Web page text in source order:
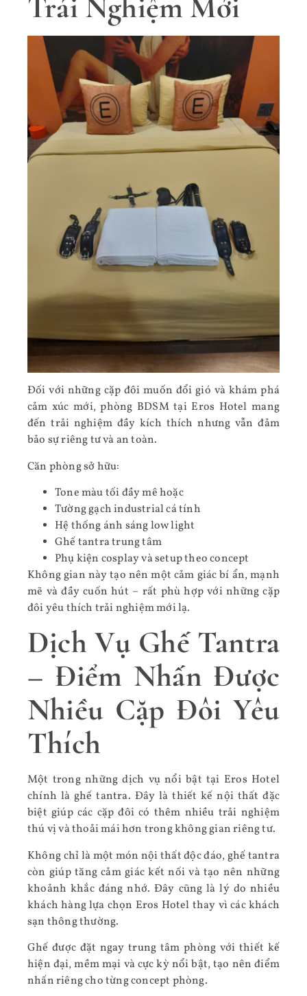
Trải Nghiệm Mới
Đối với những cặp đôi muốn đổi gió và khám phá
cảm xúc mới, phòng BDSM tại Eros Hotel mang
đến trải nghiệm đầy kích thích nhưng vẫn đảm
bảo sự riêng tư và an toàn.
Căn phòng sở hữu:
Tone màu tối đầy mê hoặc
Tường gạch industrial cá tính
Hệ thống ánh sáng low light
Ghế tantra trung tâm
Phụ kiện cosplay và setup theo concept
Không gian này tạo nên một cảm giác bí ẩn, mạnh
mẽ và đầy cuốn hút – rất phù hợp với những cặp
đôi yêu thích trải nghiệm mới lạ.
Dịch Vụ Ghế Tantra
– Điểm Nhấn Được
Nhiều Cặp Đôi Yêu
Thích
Một trong những dịch vụ nổi bật tại Eros Hotel
chính là ghế tantra. Đây là thiết kế nội thất đặc
biệt giúp các cặp đôi có thêm nhiều trải nghiệm
thú vị và thoải mái hơn trong không gian riêng tư.
Không chỉ là một món nội thất độc đáo, ghế tantra
còn giúp tăng cảm giác kết nối và tạo nên những
khoảnh khắc đáng nhớ. Đây cũng là lý do nhiều
khách hàng lựa chọn Eros Hotel thay vì các khách
sạn thông thường.
Ghế được đặt ngay trung tâm phòng với thiết kế
hiện đại, mềm mại và cực kỳ nổi bật, tạo nên điểm
nhấn riêng cho từng concept phòng.